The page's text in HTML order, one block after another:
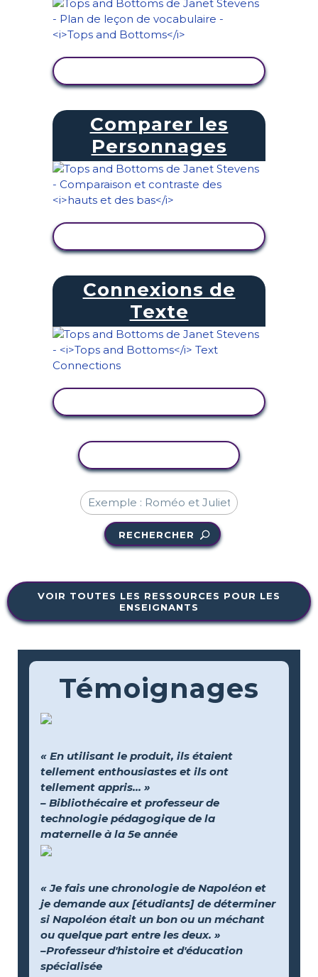
Comparer les
Personnages
Connexions de
Texte
RECHERCHER
VOIR TOUTES LES RESSOURCES POUR LES
ENSEIGNANTS
Témoignages
« En utilisant le produit, ils étaient
tellement enthousiastes et ils ont
tellement appris... »
– Bibliothécaire et professeur de
technologie pédagogique de la
maternelle à la 5e année
« Je fais une chronologie de Napoléon et
je demande aux [étudiants] de déterminer
si Napoléon était un bon ou un méchant
ou quelque part entre les deux. »
–Professeur d'histoire et d'éducation
spécialisée